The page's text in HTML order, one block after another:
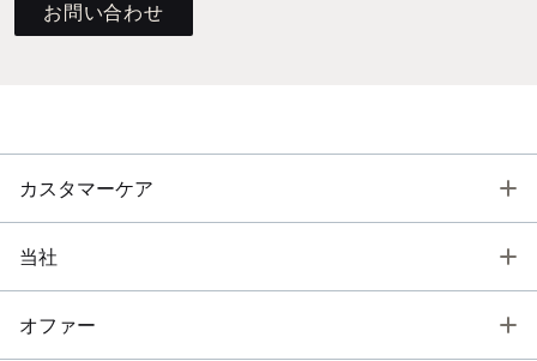
お問い合わせ
カスタマーケア
当社
オファー